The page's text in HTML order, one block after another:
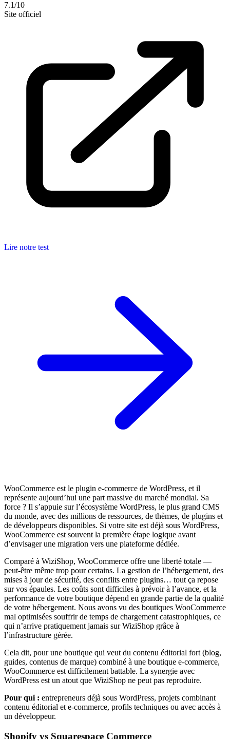
7.1/10
Site officiel
Lire notre test
WooCommerce est le plugin e-commerce de WordPress, et il
représente aujourd’hui une part massive du marché mondial. Sa
force ? Il s’appuie sur l’écosystème WordPress, le plus grand CMS
du monde, avec des millions de ressources, de thèmes, de plugins et
de développeurs disponibles. Si votre site est déjà sous WordPress,
WooCommerce est souvent la première étape logique avant
d’envisager une migration vers une plateforme dédiée.
Comparé à WiziShop, WooCommerce offre une liberté totale —
peut-être même trop pour certains. La gestion de l’hébergement, des
mises à jour de sécurité, des conflits entre plugins… tout ça repose
sur vos épaules. Les coûts sont difficiles à prévoir à l’avance, et la
performance de votre boutique dépend en grande partie de la qualité
de votre hébergement. Nous avons vu des boutiques WooCommerce
mal optimisées souffrir de temps de chargement catastrophiques, ce
qui n’arrive pratiquement jamais sur WiziShop grâce à
l’infrastructure gérée.
Cela dit, pour une boutique qui veut du contenu éditorial fort (blog,
guides, contenus de marque) combiné à une boutique e-commerce,
WooCommerce est difficilement battable. La synergie avec
WordPress est un atout que WiziShop ne peut pas reproduire.
Pour qui : entrepreneurs déjà sous WordPress, projets combinant
contenu éditorial et e-commerce, profils techniques ou avec accès à
un développeur.
Shopify vs Squarespace Commerce